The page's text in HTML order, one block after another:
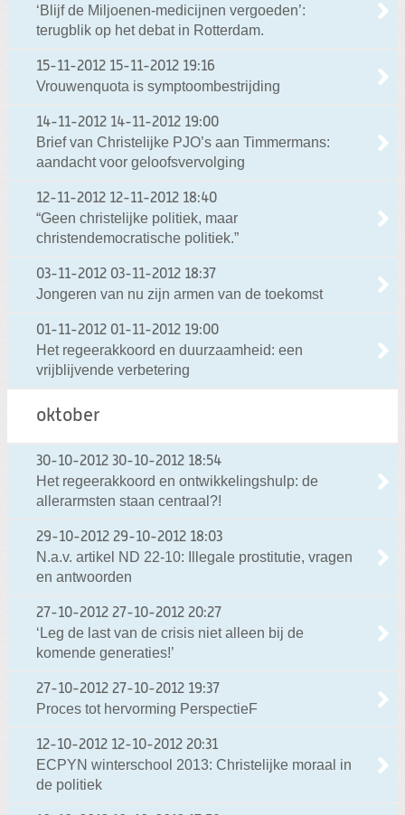
‘Blijf de Miljoenen-medicijnen vergoeden’:
terugblik op het debat in Rotterdam.
15-11-2012 15-11-2012 19:16
Vrouwenquota is symptoombestrijding
14-11-2012 14-11-2012 19:00
Brief van Christelijke PJO’s aan Timmermans:
aandacht voor geloofsvervolging
12-11-2012 12-11-2012 18:40
“Geen christelijke politiek, maar
christendemocratische politiek.”
03-11-2012 03-11-2012 18:37
Jongeren van nu zijn armen van de toekomst
01-11-2012 01-11-2012 19:00
Het regeerakkoord en duurzaamheid: een
vrijblijvende verbetering
oktober
30-10-2012 30-10-2012 18:54
Het regeerakkoord en ontwikkelingshulp: de
allerarmsten staan centraal?!
29-10-2012 29-10-2012 18:03
N.a.v. artikel ND 22-10: Illegale prostitutie, vragen
en antwoorden
27-10-2012 27-10-2012 20:27
‘Leg de last van de crisis niet alleen bij de
komende generaties!’
27-10-2012 27-10-2012 19:37
Proces tot hervorming PerspectieF
12-10-2012 12-10-2012 20:31
ECPYN winterschool 2013: Christelijke moraal in
de politiek